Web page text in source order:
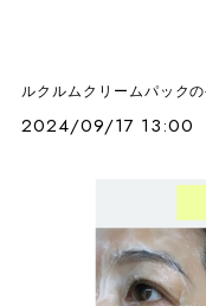
ルクルムクリームパック
2024/09/17 13:00